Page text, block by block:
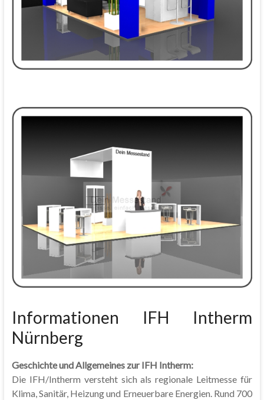
Informationen IFH Intherm
Nürnberg
Geschichte und Allgemeines zur IFH Intherm:
Die IFH/Intherm versteht sich als regionale Leitmesse für
Klima, Sanitär, Heizung und Erneuerbare Energien. Rund 700